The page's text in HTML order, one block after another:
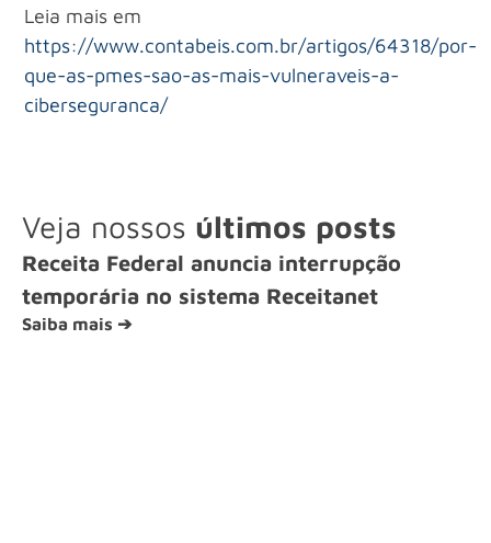
Leia mais em
https://www.contabeis.com.br/artigos/64318/por-
que-as-pmes-sao-as-mais-vulneraveis-a-
ciberseguranca/
Veja nossos últimos posts
Receita Federal anuncia interrupção
temporária no sistema Receitanet
Saiba mais ➔